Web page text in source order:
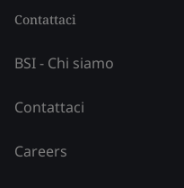
Contattaci
BSI - Chi siamo
Contattaci
Careers